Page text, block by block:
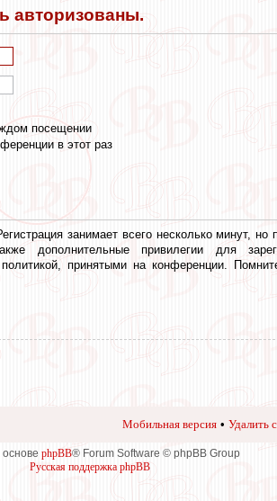
авторизованы.
посещении
в этот раз
занимает всего несколько минут, но
дополнительные привилегии для
принятыми на конференции.
Мобильная версия • Удалить
phpBB® Forum Software © phpBB Group
Русская поддержка phpBB